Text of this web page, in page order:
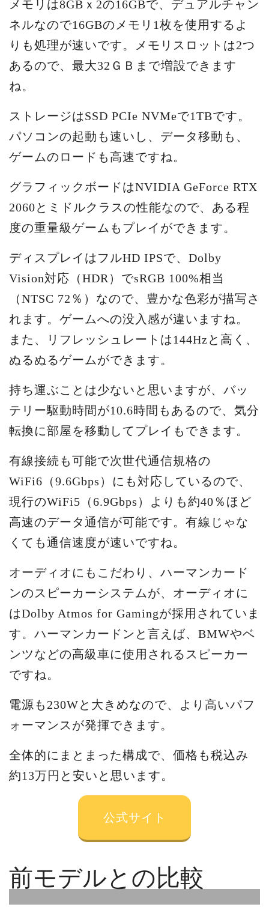
メモリは8GBｘ2の16GBで、デュアルチャン
ネルなので16GBのメモリ1枚を使用するよ
りも処理が速いです。メモリスロットは2つ
あるので、最大32ＧＢまで増設できます
ね。
ストレージはSSD PCIe NVMeで1TBです。
パソコンの起動も速いし、データ移動も、
ゲームのロードも高速ですね。
グラフィックボードはNVIDIA GeForce RTX
2060とミドルクラスの性能なので、ある程
度の重量級ゲームもプレイができます。
ディスプレイはフルHD IPSで、Dolby
Vision対応（HDR）でsRGB 100%相当
（NTSC 72％）なので、豊かな色彩が描写さ
れます。ゲームへの没入感が違いますね。
また、リフレッシュレートは144Hzと高く、
ぬるぬるゲームができます。
持ち運ぶことは少ないと思いますが、バッ
テリー駆動時間が10.6時間もあるので、気分
転換に部屋を移動してプレイもできます。
有線接続も可能で次世代通信規格の
WiFi6（9.6Gbps）にも対応しているので、
現行のWiFi5（6.9Gbps）よりも約40％ほど
高速のデータ通信が可能です。有線じゃな
くても通信速度が速いですね。
オーディオにもこだわり、ハーマンカード
ンのスピーカーシステムが、オーディオに
はDolby Atmos for Gamingが採用されていま
す。ハーマンカードンと言えば、BMWやベ
ンツなどの高級車に使用されるスピーカー
ですね。
電源も230Wと大きめなので、より高いパフ
ォーマンスが発揮できます。
全体的にまとまった構成で、価格も税込み
約13万円と安いと思います。
公式サイト
前モデルとの比較